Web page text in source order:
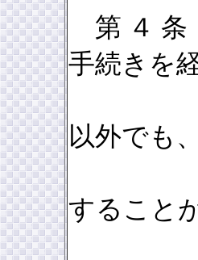
第 ４ 条
手続きを
部落出
以外でも
委員会
すること